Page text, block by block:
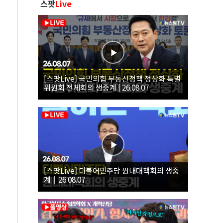
스팟Live
[스팟Live] 국민의힘 부동산정책 정상화 특별
위원회 전체회의 생중계 | 26.08.07
[스팟Live] 더불어민주당 원내대책회의 생중
계｜26.08.07